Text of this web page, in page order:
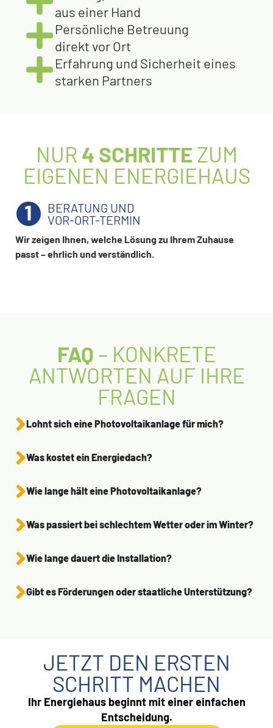
aus einer Hand
Persönliche Betreuung
direkt vor Ort
Erfahrung und Sicherheit eines
starken Partners
NUR 4 SCHRITTEZUM
EIGENEN ENERGIEHAUS
1
BERATUNG UND
VOR-ORT-TERMIN
Wir zeigen Ihnen, welche Lösung zu Ihrem Zuhause
passt – ehrlich und verständlich.
FAQ – KONKRETE
ANTWORTEN AUF IHRE
FRAGEN
Lohnt sich eine Photovoltaikanlage für mich?
Was kostet ein Energiedach?
Wie lange hält eine Photovoltaikanlage?
Was passiert bei schlechtem Wetter oder im Winter?
Wie lange dauert die Installation?
Gibt es Förderungen oder staatliche Unterstützung?
JETZT DEN ERSTEN
SCHRITT MACHEN
Ihr Energiehaus beginnt mit einer einfachen
Entscheidung.